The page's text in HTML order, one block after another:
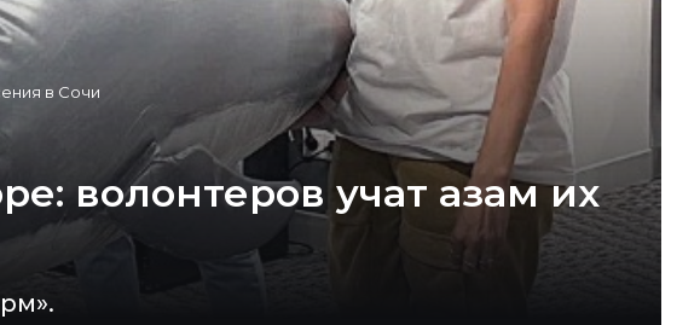
в Сочи
волонтеров учат азам их